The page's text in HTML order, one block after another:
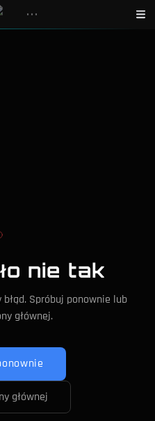
•••
nie tak
Spróbuj ponownie lub
głównej.
głównej